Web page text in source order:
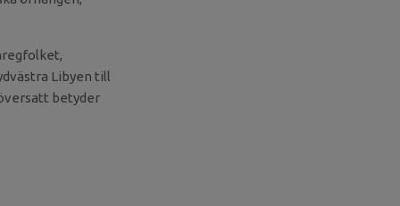
Libyen till
betyder